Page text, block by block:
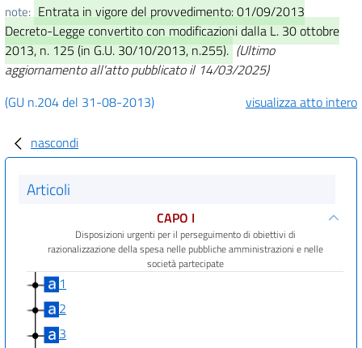
note: Entrata in vigore del provvedimento: 01/09/2013
Decreto-Legge convertito con modificazioni dalla L. 30 ottobre
2013, n. 125 (in G.U. 30/10/2013, n.255). (Ultimo
aggiornamento all'atto pubblicato il 14/03/2025)
(GU n.204 del 31-08-2013)
visualizza atto intero
nascondi
Articoli
CAPO I
Disposizioni urgenti per il perseguimento di obiettivi di
razionalizzazione della spesa nelle pubbliche amministrazioni e nelle
società partecipate
1
2
3